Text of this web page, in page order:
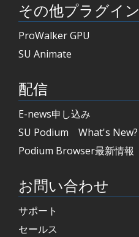
その他プラグイン
ProWalker GPU
SU Animate
配信
E-news申し込み
SU Podium What's New?
Podium Browser最新情報
お問い合わせ
サポート
セールス